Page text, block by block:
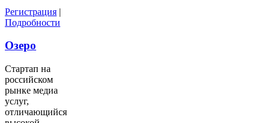
Регистрация |
Подробности
Озеро
Стартап на
российском
рынке медиа
услуг,
отличающийся